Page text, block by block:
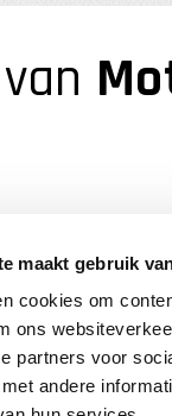
maakt gebruik
cookies om
ons
partners voor
andere
– North
reis goede en